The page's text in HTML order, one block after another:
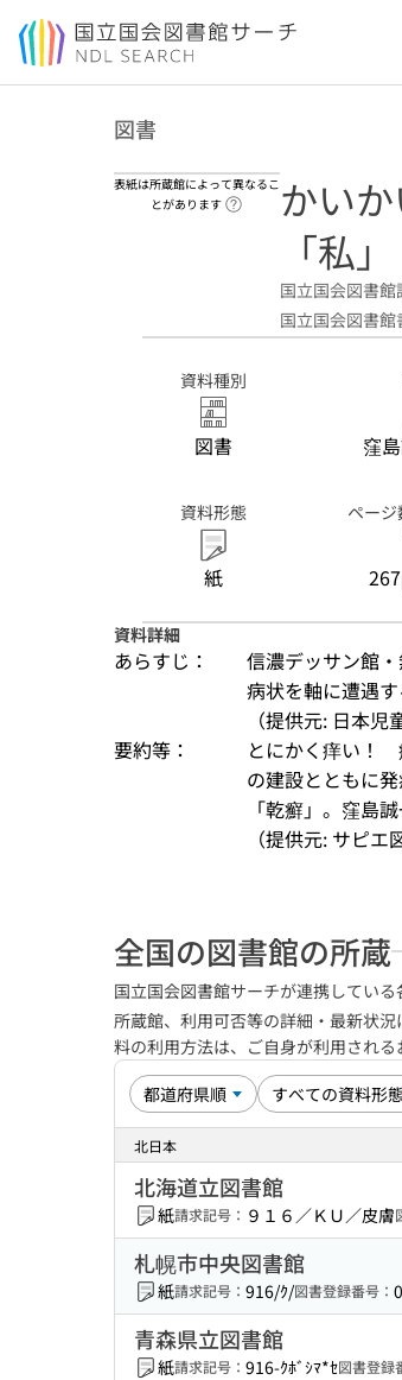
本文へ移動
図書
表紙は所蔵館によって異なるこ
とがあります
ヘルプページへ
かい
「私」
国立国会図書館
国立国会図書館
資料種別
図書 窪
資料形態
紙
ペー
資料詳細
あらすじ：
信濃デッサン館
病状を軸に遭遇
（提供元: 日本児
要約等：
とにかく痒い！
の建設とともに
「乾癬」。窪島
（提供元: サピエ
全国の図書館の所蔵
国立国会図書館サーチが連携してい
所蔵館、利用可否等の詳細・最新状
料の利用方法は、ご自身が利用され
北日本
北海道立図書館
紙請求記号： ９１６／ＫＵ／皮膚
札幌市中央図書館
紙請求記号： 916/ｸ/図書登録番号：
青森県立図書館
紙請求記号： 916-ｸﾎﾞｼﾏ*ｾ図書登録